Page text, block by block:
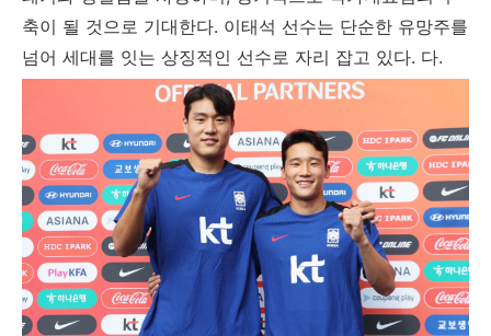
축이 될 것으로 기대한다. 이태석 선수는 단순한 유망주를
넘어 세대를 잇는 상징적인 선수로 자리 잡고 있다. 다.